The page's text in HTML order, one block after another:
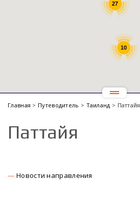
27
10
Главная > Путеводитель > Таиланд > Паттайя
Паттайя
Новости направления